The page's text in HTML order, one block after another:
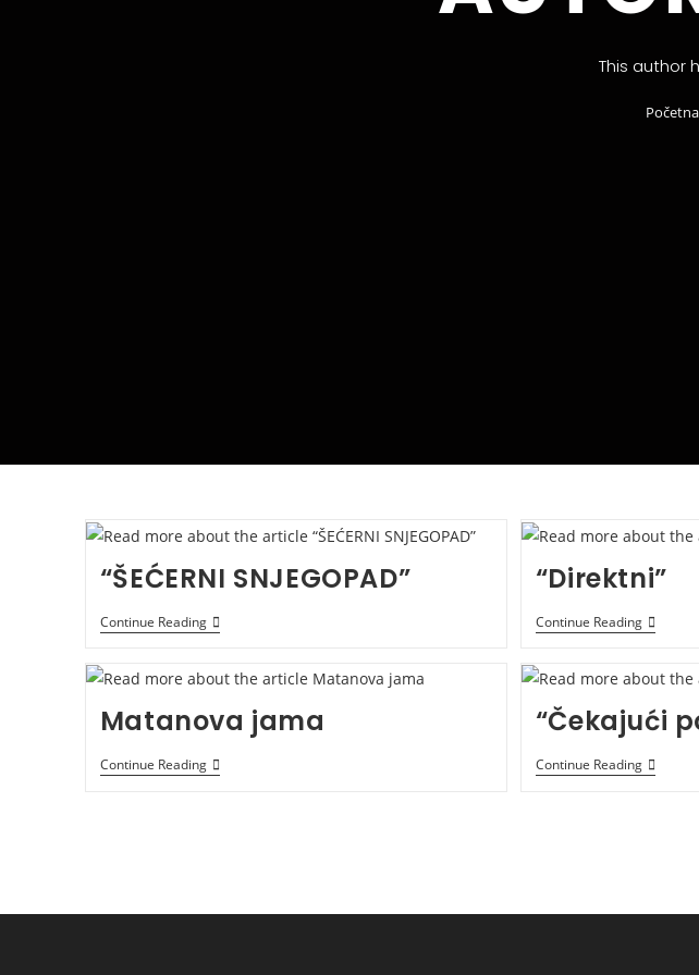
This author
Početna
“ŠEĆERNI SNJEGOPAD”
Continue Reading“ŠEĆERNI
SNJEGOPAD”
“Direktni”
Continue Reading“Direktni”
Matanova jama
Continue ReadingMatanova
Jama
“Čekajući
Continue Reading“Čekajući